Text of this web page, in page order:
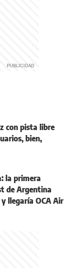
con pista libre
bien,
la primera
de Argentina
llegaría OCA Air